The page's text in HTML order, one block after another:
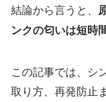
結論から言うと、
ンクの匂いは短時
この記事では、シ
取り方、再発防止